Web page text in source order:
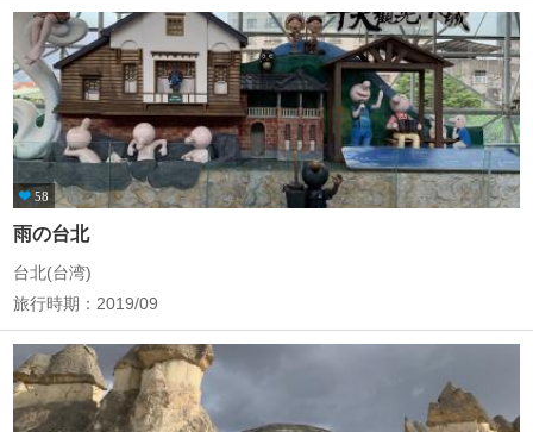
58
雨の台北
台北(台湾)
旅行時期：2019/09